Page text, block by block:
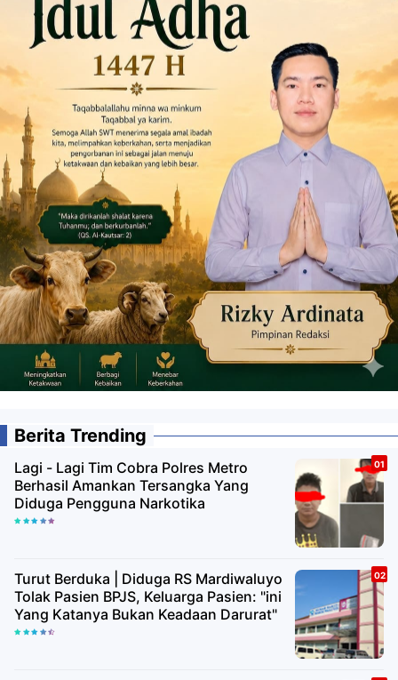
Berita Trending
Lagi - Lagi Tim Cobra Polres Metro
Berhasil Amankan Tersangka Yang
Diduga Pengguna Narkotika
Turut Berduka | Diduga RS Mardiwaluyo
Tolak Pasien BPJS, Keluarga Pasien: "ini
Yang Katanya Bukan Keadaan Darurat"